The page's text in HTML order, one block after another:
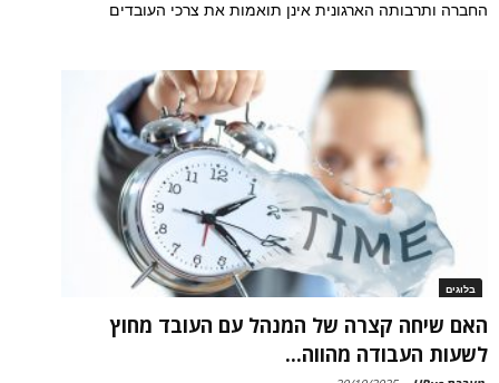
החברה ותרבותה הארגונית אינן תואמות את צרכי העובדים
בלוגים
האם שיחה קצרה של המנהל עם העובד מחוץ
לשעות העבודה מהווה...